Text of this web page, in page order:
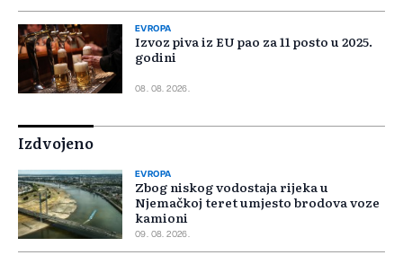
EVROPA
Izvoz piva iz EU pao za 11 posto u 2025.
godini
08. 08. 2026.
Izdvojeno
EVROPA
Zbog niskog vodostaja rijeka u
Njemačkoj teret umjesto brodova voze
kamioni
09. 08. 2026.